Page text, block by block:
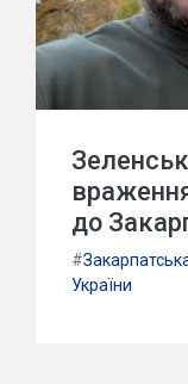
до
#
України